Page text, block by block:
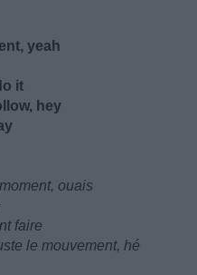
yeah
it
hey
ouais
faire
le mouvement, hé